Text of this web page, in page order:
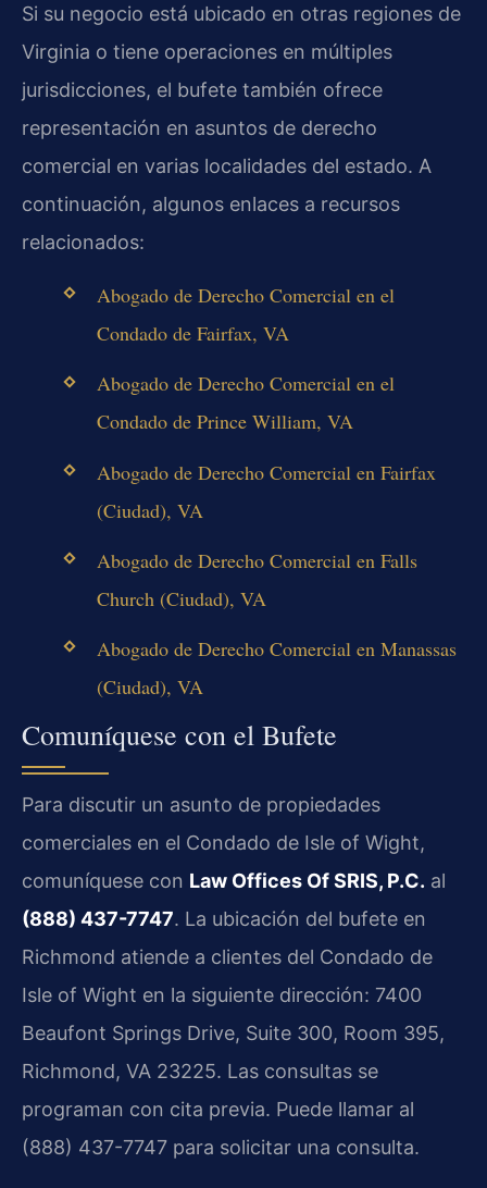
Si su negocio está ubicado en otras regiones de
Virginia o tiene operaciones en múltiples
jurisdicciones, el bufete también ofrece
representación en asuntos de derecho
comercial en varias localidades del estado. A
continuación, algunos enlaces a recursos
relacionados:
Abogado de Derecho Comercial en el
Condado de Fairfax, VA
Abogado de Derecho Comercial en el
Condado de Prince William, VA
Abogado de Derecho Comercial en Fairfax
(Ciudad), VA
Abogado de Derecho Comercial en Falls
Church (Ciudad), VA
Abogado de Derecho Comercial en Manassas
(Ciudad), VA
Comuníquese con el Bufete
Para discutir un asunto de propiedades
comerciales en el Condado de Isle of Wight,
comuníquese con Law Offices Of SRIS, P.C. al
(888) 437-7747. La ubicación del bufete en
Richmond atiende a clientes del Condado de
Isle of Wight en la siguiente dirección: 7400
Beaufont Springs Drive, Suite 300, Room 395,
Richmond, VA 23225. Las consultas se
programan con cita previa. Puede llamar al
(888) 437-7747 para solicitar una consulta.